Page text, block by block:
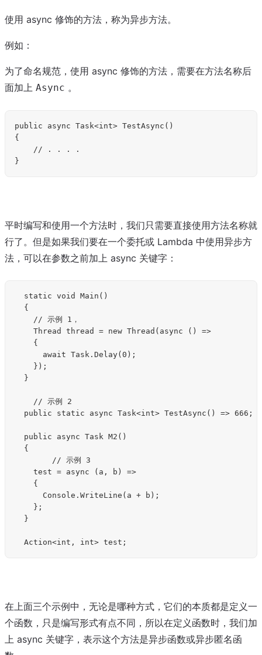
使用 async 修饰的方法，称为异步方法。
例如：
为了命名规范，使用 async 修饰的方法，需要在方法名称后
面加上 Async 。
public async Task<int> TestAsync()
{
    // . . . .
平时编写和使用一个方法时，我们只需要直接使用方法名称就
行了。但是如果我们要在一个委托或 Lambda 中使用异步方
法，可以在参数之前加上 async 关键字：
    // 示例 2
        // 示例 3
在上面三个示例中，无论是哪种方式，它们的本质都是定义一
个函数，只是编写形式有点不同，所以在定义函数时，我们加
上 async 关键字，表示这个方法是异步函数或异步匿名函